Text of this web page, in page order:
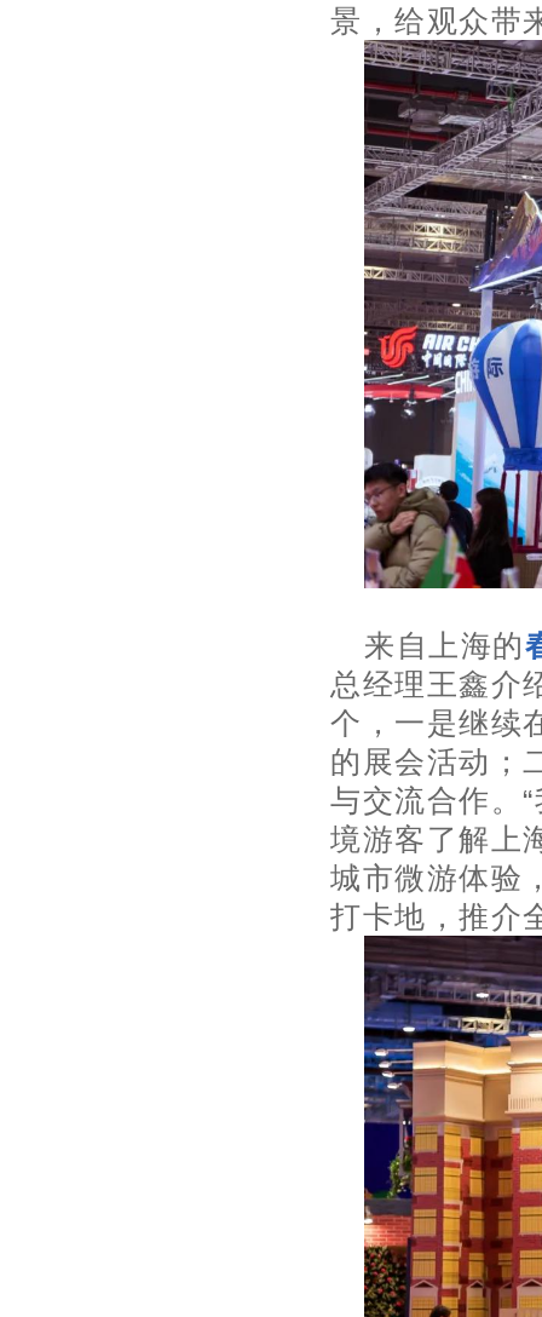
景，给观众带
来自上海的
总经理王鑫介
个，一是继续
的展会活动；
与交流合作。
境游客了解上
城市微游体验
打卡地，推介